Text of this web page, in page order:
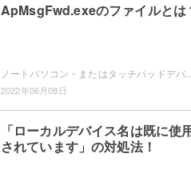
ApMsgFwd.exeのファイルとは
2022年06月08日
「ローカルデバイス名は既に使
されています」の対処法！